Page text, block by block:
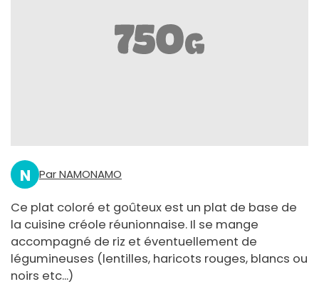
N Par NAMONAMO
Ce plat coloré et goûteux est un plat de base de
la cuisine créole réunionnaise. Il se mange
accompagné de riz et éventuellement de
légumineuses (lentilles, haricots rouges, blancs ou
noirs etc...)